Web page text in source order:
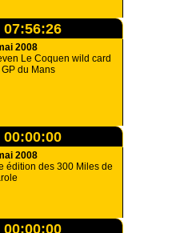
07:56:26
2008
Le Coquen wild card
du Mans
00:00:00
2008
édition des 300 Miles de
00:00:00